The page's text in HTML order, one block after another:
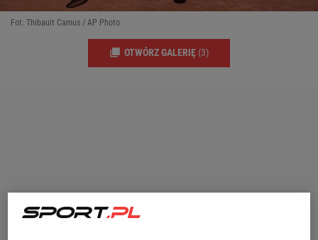
Fot. Thibault Camus / AP Photo
OTWÓRZ GALERIĘ (3)